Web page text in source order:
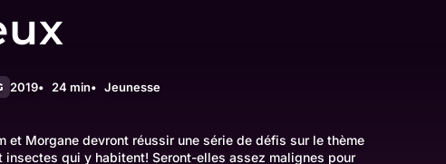
2019 24 min Jeunesse
et Morgane devront réussir une série de défis sur le thème
qui y habitent! Seront-elles assez malignes pour